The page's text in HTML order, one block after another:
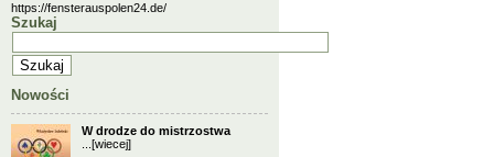
https://fensterauspolen24.de/
Szukaj
Nowości
W drodze do mistrzostwa
[wiecej]